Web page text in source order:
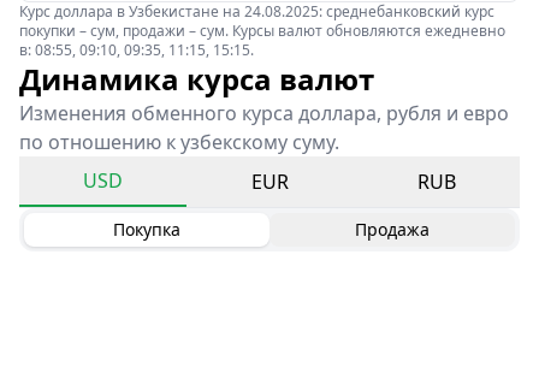
Курс доллара в Узбекистане на 24.08.2025: среднебанковский курс
покупки – сум, продажи – сум. Курсы валют обновляются ежедневно
в: 08:55, 09:10, 09:35, 11:15, 15:15.
Динамика курса валют
Изменения обменного курса доллара, рубля и евро
по отношению к узбекскому суму.
USD
EUR RUB
Покупка Продажа